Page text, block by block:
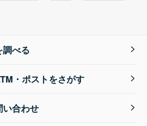
べる
・ポストをさがす
い合わせ